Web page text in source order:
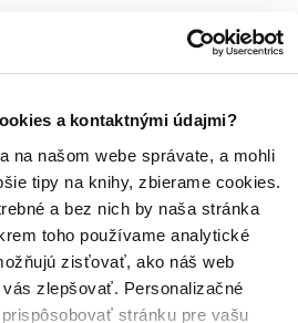
a kontaktnými údajmi?
na našom webe správate, a mohli
tipy na knihy, zbierame cookies.
a bez nich by naša stránka
toho používame analytické
zisťovať, ako náš web
zlepšovať. Personalizačné
stránku pre vašu